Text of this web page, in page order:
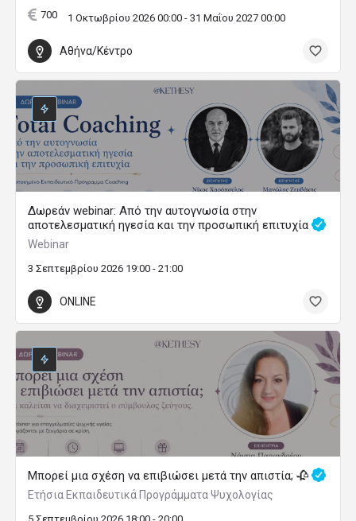
700 1 Οκτωβρίου 2026 00:00 - 31 Μαΐου 2027 00:00
Αθήνα/Κέντρο
Δωρεάν webinar: Από την αυτογνωσία στην
αποτελεσματική ηγεσία και την προσωπική επιτυχία
Webinar
3 Σεπτεμβρίου 2026 19:00 - 21:00
ONLINE
Μπορεί μια σχέση να επιβιώσει μετά την απιστία; 🥀
Ετήσια Εκπαιδευτικά Προγράμματα Ψυχολογίας